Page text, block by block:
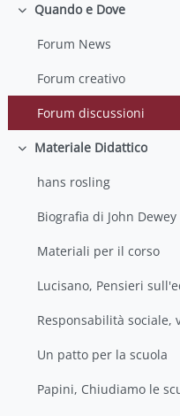
Collapse
Quando e Dove
Forum News
Forum creativo
Forum discussioni
Collapse
Materiale Didattico
hans rosling
Biografia di John Dewey
Materiali per il corso
Un patto per la scuola
Papini, Chiudiamo le